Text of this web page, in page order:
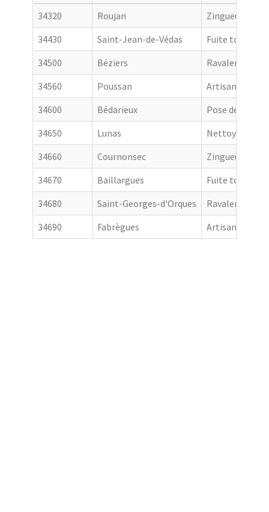
34320
Roujan
Zingueur
34430
Saint-Jean-de-Védas
Fuite toiture
34500
Béziers
Ravalement
34560
Poussan
Artisan
34600
Bédarieux
Pose de
34650
Lunas
Nettoyage de
34660
Cournonsec
Zingueur
34670
Baillargues
Fuite toiture
34680
Saint-Georges-d'Orques
Ravalement
34690
Fabrègues Artisan